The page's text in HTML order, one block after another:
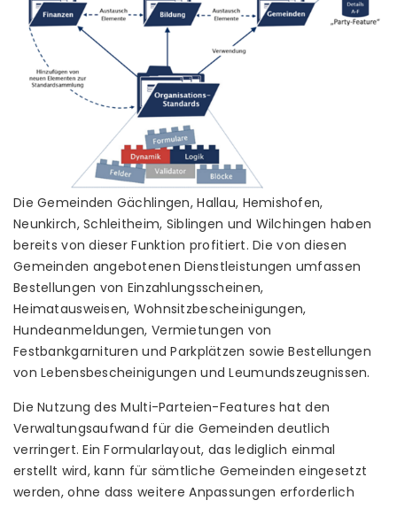
Die Gemeinden Gächlingen, Hallau, Hemishofen,
Neunkirch, Schleitheim, Siblingen und Wilchingen haben
bereits von dieser Funktion profitiert. Die von diesen
Gemeinden angebotenen Dienstleistungen umfassen
Bestellungen von Einzahlungsscheinen,
Heimatausweisen, Wohnsitzbescheinigungen,
Hundeanmeldungen, Vermietungen von
Festbankgarnituren und Parkplätzen sowie Bestellungen
von Lebensbescheinigungen und Leumundszeugnissen.
Die Nutzung des Multi-Parteien-Features hat den
Verwaltungsaufwand für die Gemeinden deutlich
verringert. Ein Formularlayout, das lediglich einmal
erstellt wird, kann für sämtliche Gemeinden eingesetzt
werden, ohne dass weitere Anpassungen erforderlich